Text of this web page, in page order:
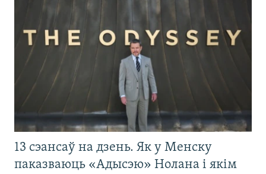
13 сэансаў на дзень. Як у Менску
паказваюць «Адысэю» Нолана і якім